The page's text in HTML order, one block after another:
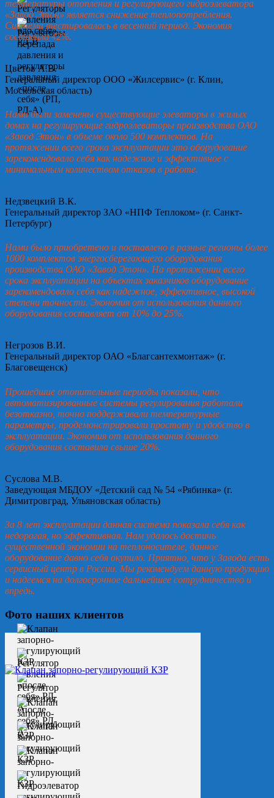
температуры отопления и регулирующего гидроэлеватора
«Завод Этон» является снижение теплопотребления.
Система тестировалась в весенний период. Экономия
составила 42%.
Цветов А.В.
Генеральный директор ООО «Жилсервис» (г. Клин,
Московская область)
Нами были заменены существующие элеваторы в жилых
домах на регулирующие гидроэлеваторы производства ОАО
«Завод Этон» в объеме около 500 комплектов. На
протяжении всего срока эксплуатации это оборудование
зарекомендовало себя как надежное и эффективное с
минимальным количеством отказов в работе.
Недзвецкий В.К.
Генеральный директор ЗАО «НПФ Теплоком» (г. Санкт-
Петербург)
Нами было приобретено и поставлено в разные регионы более
1000 комплектов энергосберегающего оборудования
производства ОАО «Завод Этон». На протяжении всего
срока эксплуатации на объектах заказчиков оборудование
зарекомендовало себя как надежное, эффективное, высокой
степени точности. Экономия от использования данного
оборудования составляет от 10% до 25%.
Негрозов В.И.
Генеральный директор ОАО «Благсантехмонтаж» (г.
Благовещенск)
Прошедшие отопительные периоды показали, что
автоматизированные системы регулирования работали
безотказно, точно поддерживали температурные
параметры, продемонстрировали простоту и удобство в
эксплуатации. Экономия от использования данного
оборудования составила свыше 20%.
Суслова М.В.
Заведующая МБДОУ «Детский сад № 54 «Рябинка» (г.
Димитровград, Ульяновская область)
За 8 лет эксплуатации данная система показала себя как
недорогая, но эффективная. Нам удалось достичь
существенной экономии на теплоносителе, данное
оборудование давно себя окупило. Приятно, что у Завода есть
сервисный центр в России. Мы рекомендуем данную продукцию
и надеемся на долгосрочное дальнейшее сотрудничество и
впредь.
Фото наших клиентов